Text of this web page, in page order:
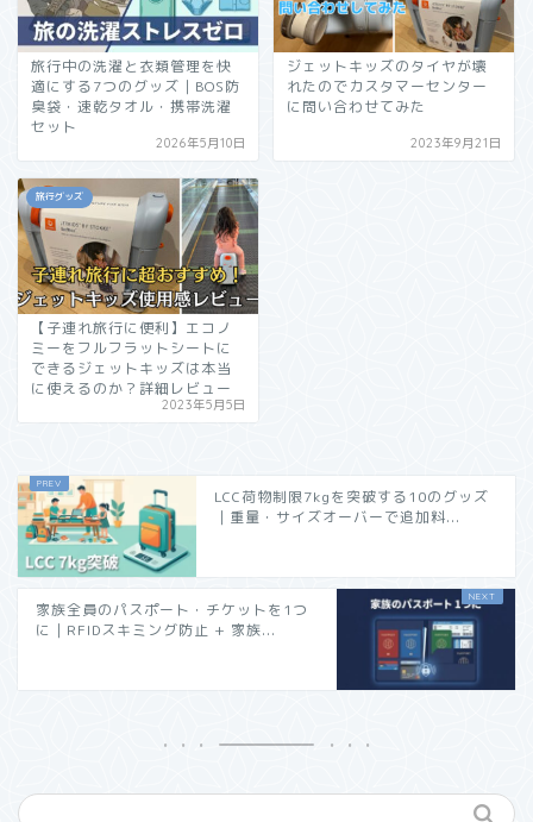
旅行中の洗濯と衣類管理を快
適にする7つのグッズ｜BOS防
臭袋・速乾タオル・携帯洗濯
セット
2026年5月10日
ジェットキッズのタイヤが壊
れたのでカスタマーセンター
に問い合わせてみた
2023年9月21日
旅行グッズ
【子連れ旅行に便利】エコノ
ミーをフルフラットシートに
できるジェットキッズは本当
に使えるのか？詳細レビュー
2023年5月5日
LCC荷物制限7kgを突破する10のグッズ
｜重量・サイズオーバーで追加料...
家族全員のパスポート・チケットを1つ
に｜RFIDスキミング防止 + 家族...